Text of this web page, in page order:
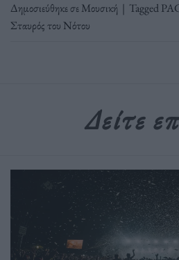
Δημοσιεύθηκε σεΜουσική | Tagged
Σταυρός του Νότου
Δείτε